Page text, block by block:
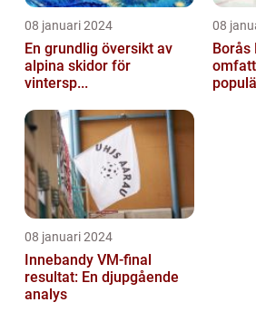
08 januari 2024
En grundlig översikt av
alpina skidor för
vintersp...
08
Borås
08 januari 2024
Innebandy VM-final
resultat: En djupgående
analys